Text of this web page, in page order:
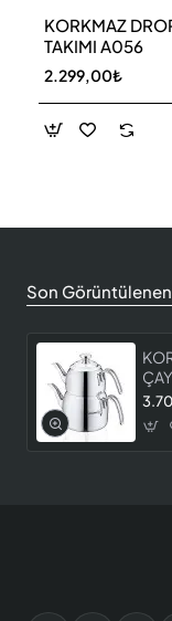
KORKMAZ
TAKIMI A056
2.299,00₺
Son